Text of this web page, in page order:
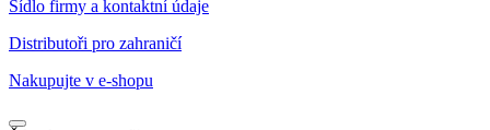
Sídlo firmy a kontaktní údaje
Distributoři pro zahraničí
Nakupujte v e-shopu